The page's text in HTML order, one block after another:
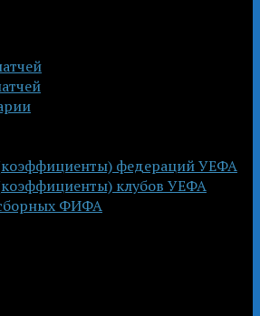
федераций УЕФА
клубов УЕФА
ФИФА